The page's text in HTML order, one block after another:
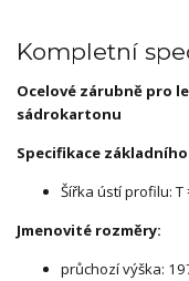
Kompletní
Ocelové zárubně pro
sádrokartonu
Specifikace
Šířka ústí profilu: T
Jmenovité rozměry:
průchozí výška: